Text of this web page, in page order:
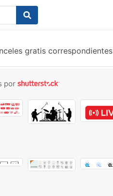
gratis correspondientes
por